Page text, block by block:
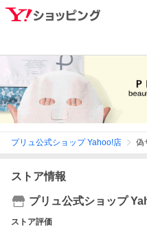
プリュ公式ショップ Yahoo!店 偽
ストア情報
プリュ公式ショップ
ストア評価